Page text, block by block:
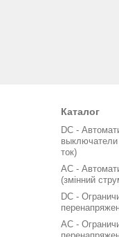
Каталог
DC -
ток)
AC -
(змінний
DC -
AC -